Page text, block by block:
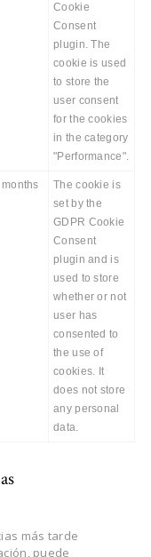
Cookie
Consent
plugin. The
cookie is used
to store the
user consent
for the cookies
in the category
"Performance".
months
The cookie is
set by the
GDPR Cookie
Consent
plugin and is
used to store
whether or not
user has
consented to
the use of
cookies. It
does not store
any personal
data.
más tarde
puede